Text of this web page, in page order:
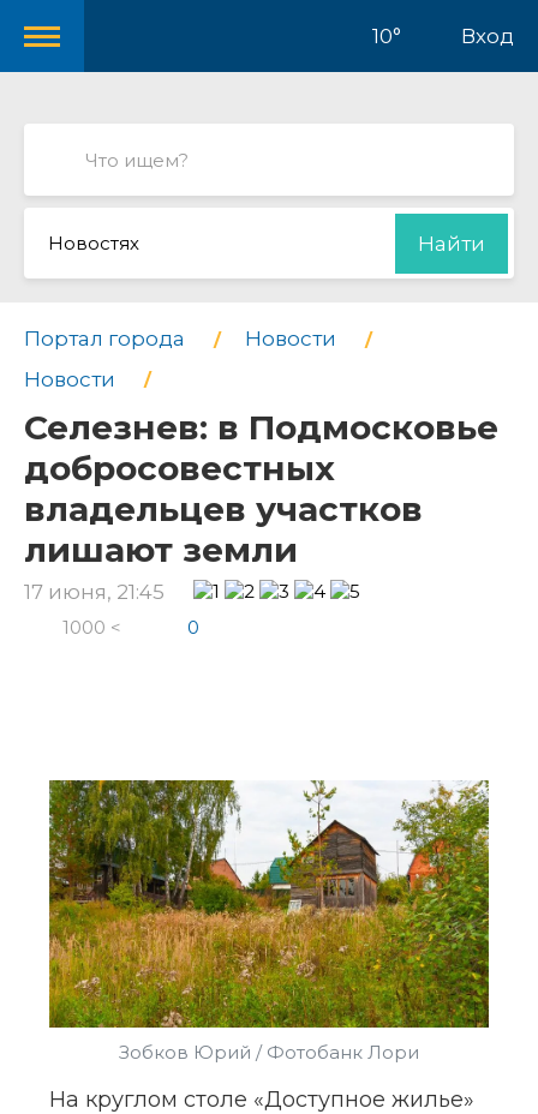
10° Вход
Новостях Найти
Портал города
Новости
Новости
Селезнев: в Подмосковье
добросовестных
владельцев участков
лишают земли
17 июня, 21:45
1000 < 0
Зобков Юрий / Фотобанк Лори
На круглом столе «Доступное жилье»